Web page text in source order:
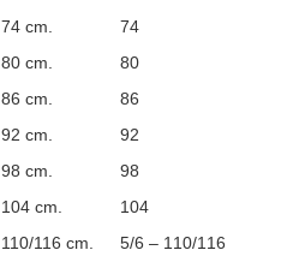
74 cm.
74
80 cm.
80
86 cm.
86
92 cm.
92
98 cm.
98
104 cm.
104
110/116 cm.
5/6 – 110/116